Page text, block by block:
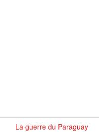
La guerre du Paraguay